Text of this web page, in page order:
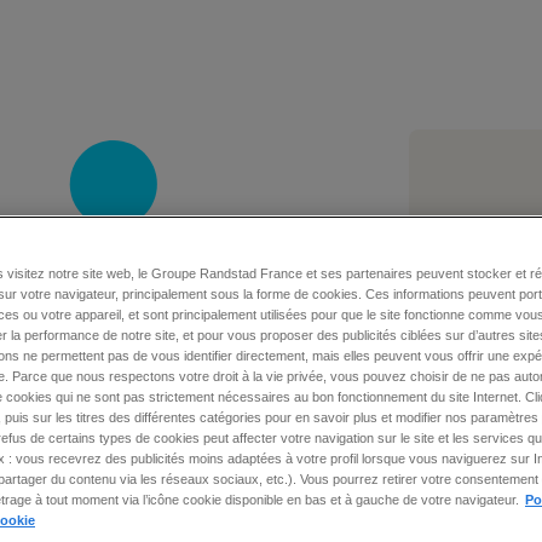
prénom*
vous
visitez notre site web, le Groupe Randstad France et ses partenaires peuvent stocker et
votre navigateur, principalement sous la forme de cookies. Ces informations peuvent
ou votre appareil, et sont principalement utilisées pour que le site fonctionne comme vous
la performance de notre site, et pour vous proposer des publicités ciblées sur d’autres
ne permettent pas de vous identifier directement, mais elles peuvent vous offrir une
Parce que nous respectons votre droit à la vie privée, vous pouvez choisir de ne pas
cookies qui ne sont pas strictement nécessaires au bon fonctionnement du site Internet.
puis sur les titres des différentes catégories pour en savoir plus et modifier nos paramètres
de certains types de cookies peut affecter votre navigation sur le site et les services
: vous recevrez des publicités moins adaptées à votre profil lorsque vous naviguerez sur
du contenu via les réseaux sociaux, etc.). Vous pourrez retirer votre consentement
à tout moment via l’icône cookie disponible en bas et à gauche de votre navigateur.